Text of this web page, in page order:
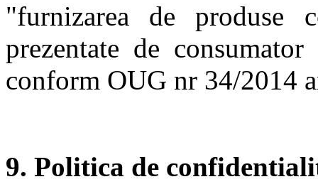
"furnizarea de produse
prezentate de
conform OUG nr 34/2014
9. Politica de